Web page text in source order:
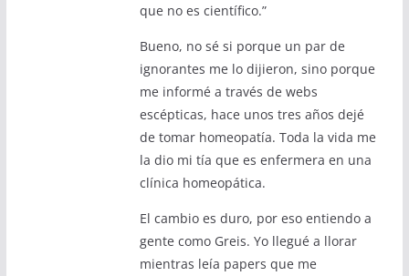
que no es científico.”
Bueno, no sé si porque un par de
ignorantes me lo dijieron, sino porque
me informé a través de webs
escépticas, hace unos tres años dejé
de tomar homeopatía. Toda la vida me
la dio mi tía que es enfermera en una
clínica homeopática.
El cambio es duro, por eso entiendo a
gente como Greis. Yo llegué a llorar
mientras leía papers que me